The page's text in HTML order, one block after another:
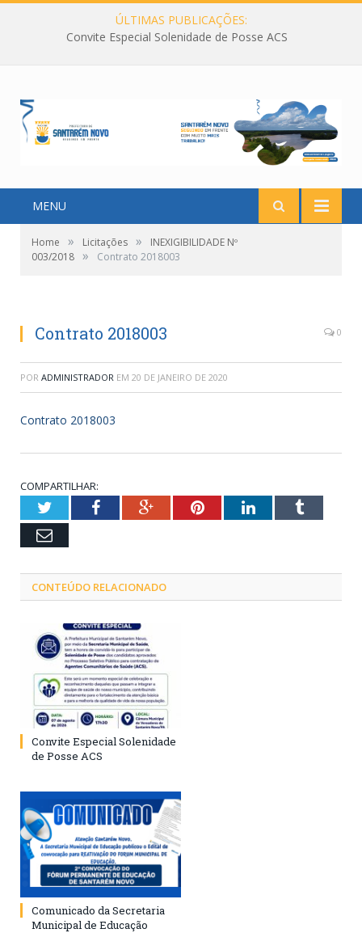
ÚLTIMAS PUBLICAÇÕES:
Convite Especial Solenidade de Posse ACS
MENU
Home » Licitações »
INEXIGIBILIDADE Nº
003/2018 » Contrato 2018003
Contrato 2018003 0
POR ADMINISTRADOR EM 20 DE JANEIRO DE 2020
Contrato 2018003
COMPARTILHAR:
TwitterFacebookGoogle+PinterestLinkedInTumblr
Email
CONTEÚDO RELACIONADO
Convite Especial Solenidade
de Posse ACS
Comunicado da Secretaria
Municipal de Educação